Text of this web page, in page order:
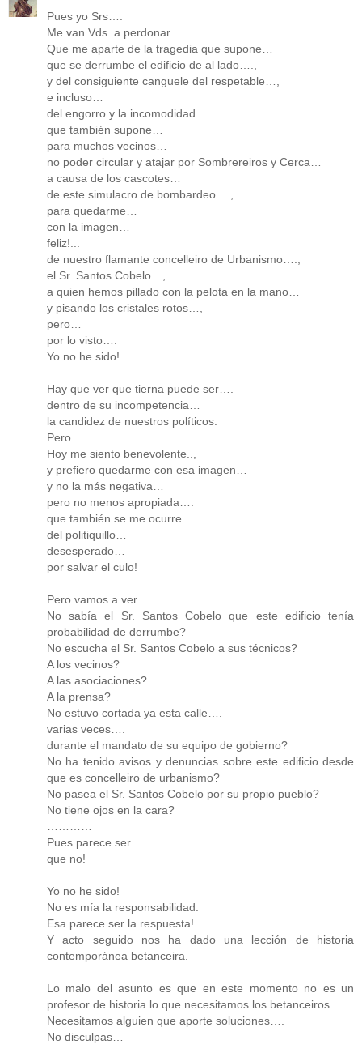
Pues yo Srs….
Me van Vds. a perdonar….
Que me aparte de la tragedia que supone…
que se derrumbe el edificio de al lado….,
y del consiguiente canguele del respetable…,
e incluso…
del engorro y la incomodidad…
que también supone…
para muchos vecinos…
no poder circular y atajar por Sombrereiros y Cerca…
a causa de los cascotes…
de este simulacro de bombardeo….,
para quedarme…
con la imagen…
feliz!...
de nuestro flamante concelleiro de Urbanismo….,
el Sr. Santos Cobelo…,
a quien hemos pillado con la pelota en la mano…
y pisando los cristales rotos…,
pero…
por lo visto….
Yo no he sido!
Hay que ver que tierna puede ser….
dentro de su incompetencia…
la candidez de nuestros políticos.
Pero…..
Hoy me siento benevolente..,
y prefiero quedarme con esa imagen…
y no la más negativa…
pero no menos apropiada….
que también se me ocurre
del politiquillo…
desesperado…
por salvar el culo!
Pero vamos a ver…
No sabía el Sr. Santos Cobelo que este edificio tenía
probabilidad de derrumbe?
No escucha el Sr. Santos Cobelo a sus técnicos?
A los vecinos?
A las asociaciones?
A la prensa?
No estuvo cortada ya esta calle….
varias veces….
durante el mandato de su equipo de gobierno?
No ha tenido avisos y denuncias sobre este edificio desde
que es concelleiro de urbanismo?
No pasea el Sr. Santos Cobelo por su propio pueblo?
No tiene ojos en la cara?
Pues parece ser….
que no!
Yo no he sido!
No es mía la responsabilidad.
Esa parece ser la respuesta!
Y acto seguido nos ha dado una lección de historia
contemporánea betanceira.
Lo malo del asunto es que en este momento no es un
profesor de historia lo que necesitamos los betanceiros.
Necesitamos alguien que aporte soluciones….
No disculpas…